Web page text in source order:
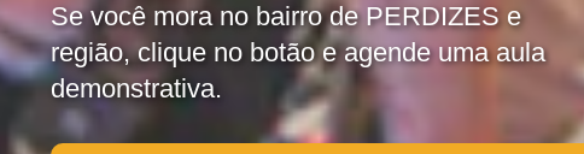
Se você mora no bairro de PERDIZES e
região, clique no botão e agende uma aula
demonstrativa.